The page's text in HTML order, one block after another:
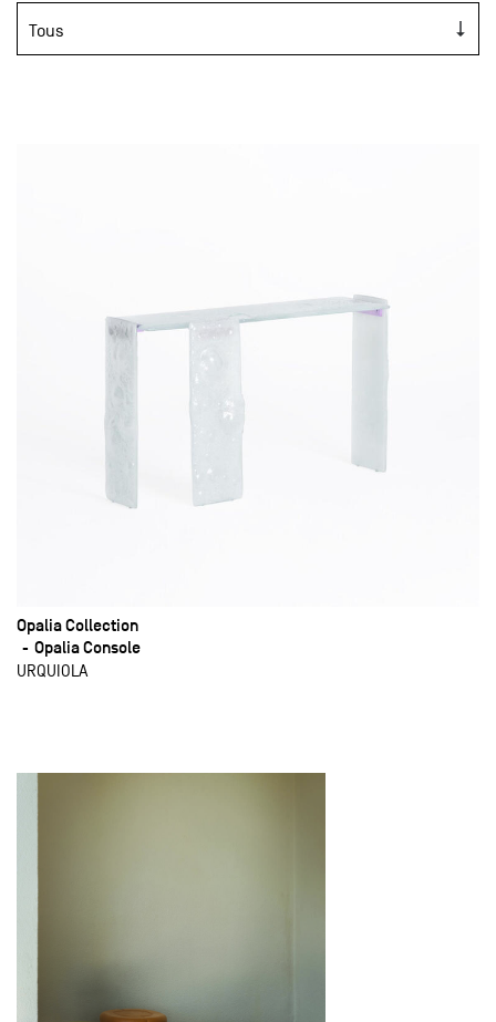
Opalia Collection
Opalia Console
URQUIOLA